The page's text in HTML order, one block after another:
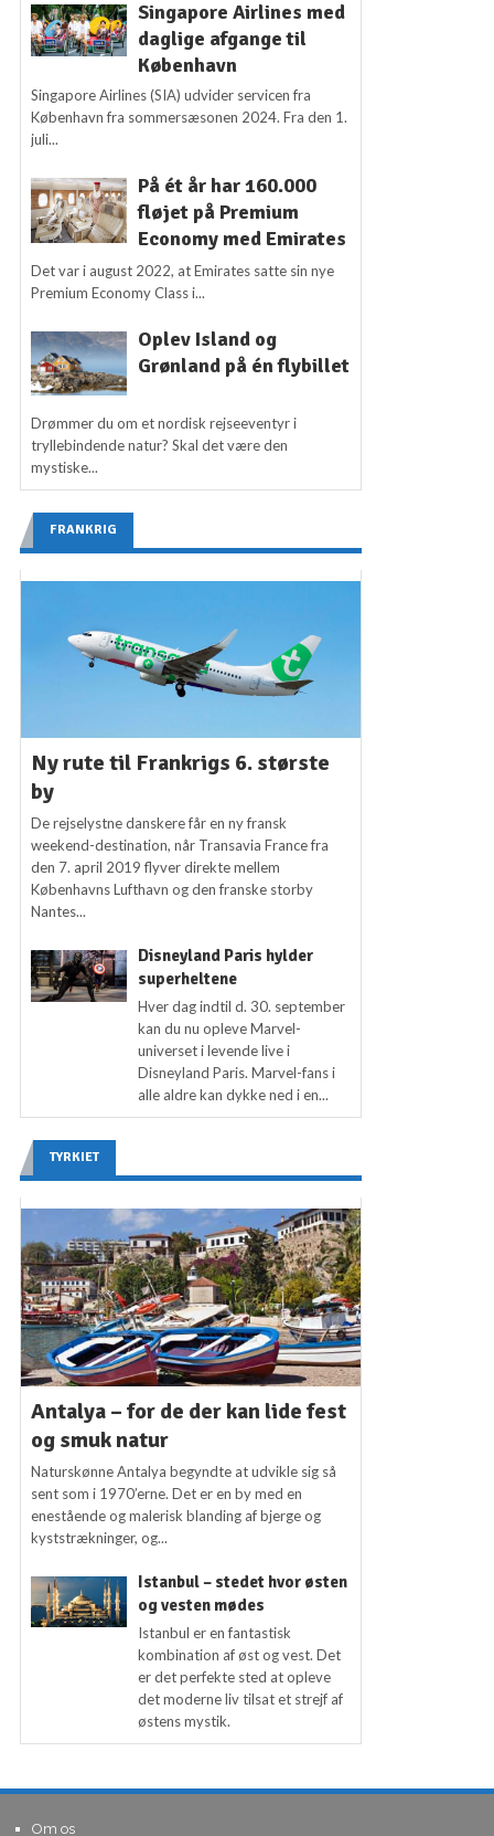
Singapore Airlines med
daglige afgange til
København
Singapore Airlines (SIA) udvider servicen fra
København fra sommersæsonen 2024. Fra den 1.
juli...
På ét år har 160.000
fløjet på Premium
Economy med Emirates
Det var i august 2022, at Emirates satte sin nye
Premium Economy Class i...
Oplev Island og
Grønland på én flybillet
Drømmer du om et nordisk rejseeventyr i
tryllebindende natur? Skal det være den
mystiske...
FRANKRIG
Ny rute til Frankrigs 6. største
by
De rejselystne danskere får en ny fransk
weekend-destination, når Transavia France fra
den 7. april 2019 flyver direkte mellem
Københavns Lufthavn og den franske storby
Nantes...
Disneyland Paris hylder
superheltene
Hver dag indtil d. 30. september
kan du nu opleve Marvel-
universet i levende live i
Disneyland Paris. Marvel-fans i
alle aldre kan dykke ned i en...
TYRKIET
Antalya – for de der kan lide fest
og smuk natur
Naturskønne Antalya begyndte at udvikle sig så
sent som i 1970’erne. Det er en by med en
enestående og malerisk blanding af bjerge og
kyststrækninger, og...
Istanbul – stedet hvor østen
og vesten mødes
Istanbul er en fantastisk
kombination af øst og vest. Det
er det perfekte sted at opleve
det moderne liv tilsat et strejf af
østens mystik.
Om os